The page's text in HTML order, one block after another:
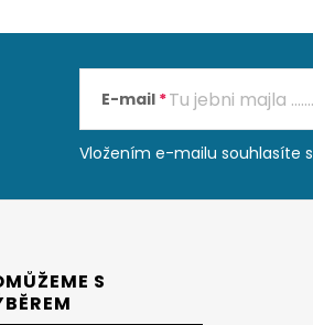
E-mail
Vložením e-mailu souhlasíte s
S